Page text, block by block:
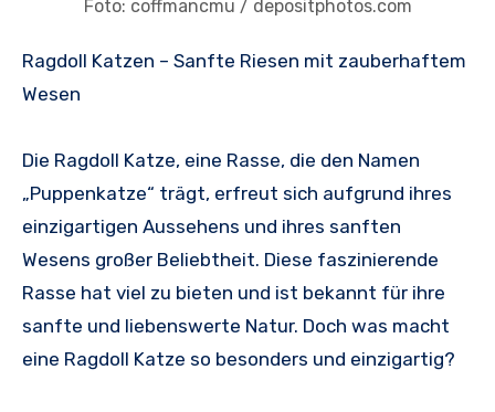
Foto: coffmancmu / depositphotos.com
Ragdoll Katzen – Sanfte Riesen mit zauberhaftem
Wesen
Die Ragdoll Katze, eine Rasse, die den Namen
„Puppenkatze“ trägt, erfreut sich aufgrund ihres
einzigartigen Aussehens und ihres sanften
Wesens großer Beliebtheit. Diese faszinierende
Rasse hat viel zu bieten und ist bekannt für ihre
sanfte und liebenswerte Natur. Doch was macht
eine Ragdoll Katze so besonders und einzigartig?